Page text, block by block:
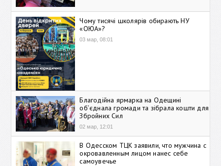
Чому тисячі школярів обирають НУ
«ОЮА»?
03 мар, 08:01
Благодійна ярмарка на Одещині
об’єднала громади та зібрала кошти для
Збройних Сил
02 мар, 12:01
В Одесском ТЦК заявили, что мужчина с
окровавленным лицом нанес себе
самоувечье